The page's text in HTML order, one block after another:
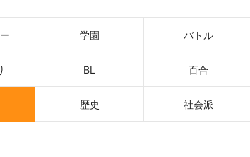
学園 バトル
BL 百合
歴史 社会派